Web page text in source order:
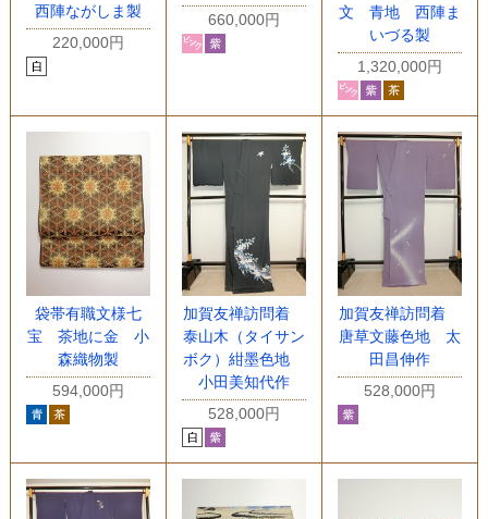
西陣ながしま製
220,000円
660,000円
文 青地 西陣ま
いづる製
1,320,000円
袋帯有職文様七
宝 茶地に金 小
森織物製
594,000円
加賀友禅訪問着
泰山木（タイサン
ボク）紺墨色地
小田美知代作
528,000円
加賀友禅訪問着
唐草文藤色地 太
田昌伸作
528,000円